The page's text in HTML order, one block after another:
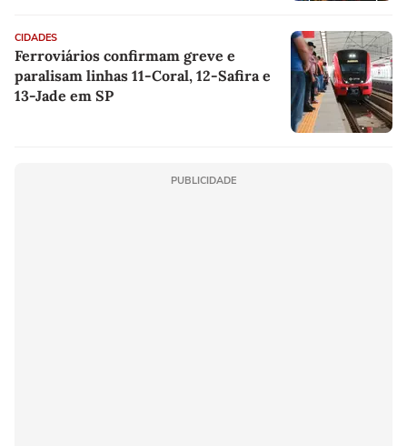
CIDADES
Ferroviários confirmam greve e
paralisam linhas 11-Coral, 12-Safira e
13-Jade em SP
PUBLICIDADE